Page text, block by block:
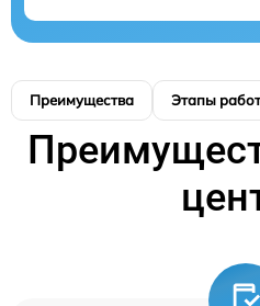
Преимущества Этапы работ